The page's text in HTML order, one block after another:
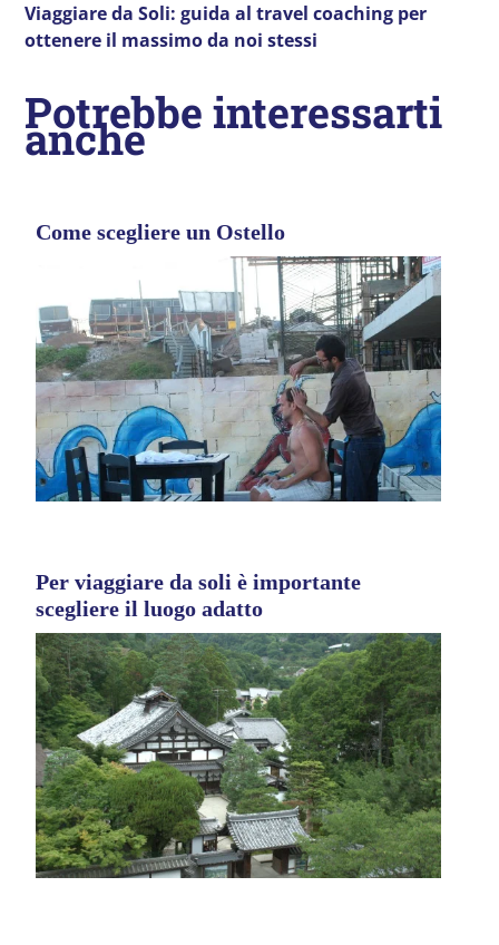
Viaggiare da Soli: guida al travel coaching per
ottenere il massimo da noi stessi
Potrebbe interessarti
anche
Come scegliere un Ostello
Per viaggiare da soli è importante
scegliere il luogo adatto